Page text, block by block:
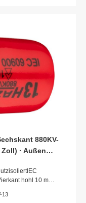
880KV-
· Außen
hohl 10 mm
/ Länge:
13